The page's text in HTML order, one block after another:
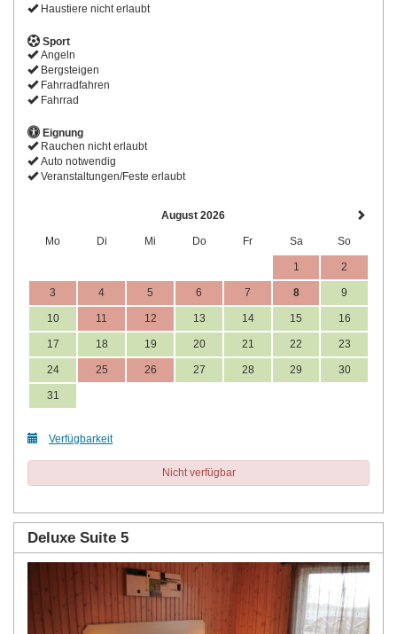
Haustiere nicht erlaubt
Sport
Angeln
Bergsteigen
Fahrradfahren
Fahrrad
Eignung
Rauchen nicht erlaubt
Auto notwendig
Veranstaltungen/Feste erlaubt
August 2026
Mo Di Mi Do Fr Sa So
1 2
3 4 5 6 7 8 9
10 11 12 13 14 15 16
17 18 19 20 21 22 23
24 25 26 27 28 29 30
31
Verfügbarkeit
Nicht verfügbar
Deluxe Suite 5
Previous Next